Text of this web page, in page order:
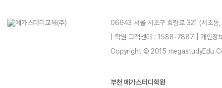
06643 서울 서초구 효령로 321 (서초
| 학원 고객센터 : 1588-7887 | 개인
Copyright © 2015
부천 메가스터디학원